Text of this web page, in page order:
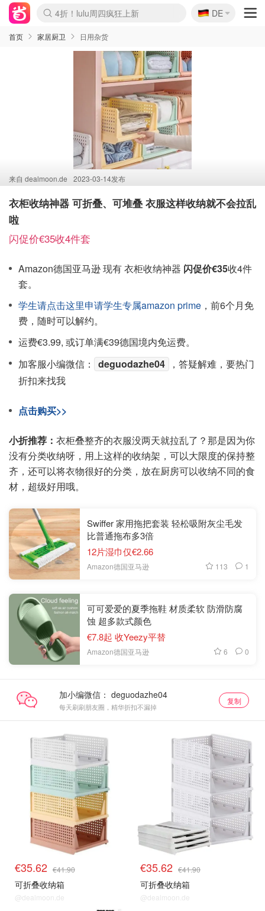
Boticinal 夏促开抢！
4折！lulu周四疯狂上新
还没结束！&OtherStories大促
Joybuy变相75折 随时失效
速领！Stanley独家85折
疑似霸哥！Camper额外叠85折
Zalando 奥莱闪促！每日更新
Moncler反季囤！5折起+叠9折
Coach Brooklyn仅€192
🇩🇪
DE
首页 家居厨卫 日用杂货
来自 dealmoon.de 2023-03-14发布
衣柜收纳神器 可折叠、可堆叠 衣服这样收纳就不会拉乱
啦
闪促价€35收4件套
Amazon德国亚马逊 现有 衣柜收纳神器 闪促价€35收4件
套。
学生请点击这里申请学生专属amazon prime ，前6个月免
费，随时可以解约。
运费€3.99, 或订单满€39德国境内免运费。
加客服小编微信：
deguodazhe04
，答疑解难，要热门
折扣来找我
点击购买>>
小折推荐： 衣柜叠整齐的衣服没两天就拉乱了？那是因为你
没有分类收纳呀，用上这样的收纳架，可以大限度的保持整
齐，还可以将衣物很好的分类，放在厨房可以收纳不同的食
材，超级好用哦。
Swiffer 家用拖把套装 轻松吸附灰尘毛发
比普通拖布多3倍
12片湿巾仅€2.66
Amazon德国亚马逊 113 1
可可爱爱的夏季拖鞋 材质柔软 防滑防腐
蚀 超多款式颜色
€7.8起 收Yeezy平替
Amazon德国亚马逊 6 0
加小编微信：
每天刷刷朋友圈，精华折扣不漏掉
复制
€35.62 €41.90
可折叠收纳箱
@dealmoon.de
€35.62 €41.90
可折叠收纳箱
@dealmoon.de